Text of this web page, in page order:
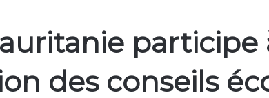
participe
des conseils